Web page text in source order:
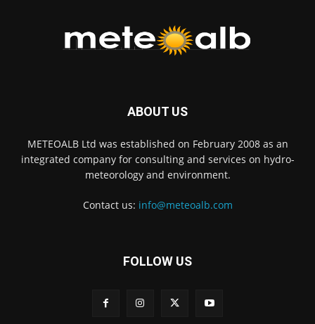
ABOUT US
METEOALB Ltd was established on February 2008 as an
integrated company for consulting and services on hydro-
meteorology and environment.
Contact us: info@meteoalb.com
FOLLOW US